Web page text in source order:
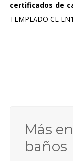
certificados de
TEMPLADO CE
Más
baños